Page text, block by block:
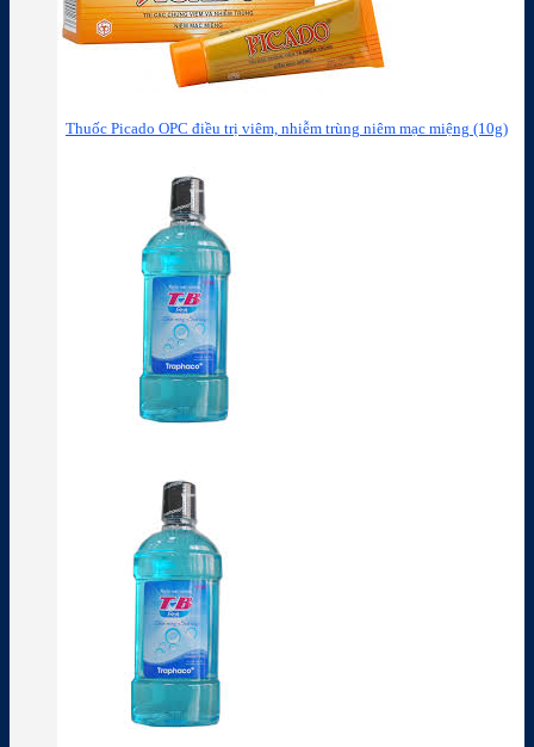
Thuốc Picado OPC điều trị viêm, nhiễm trùng niêm mạc miệng (10g)